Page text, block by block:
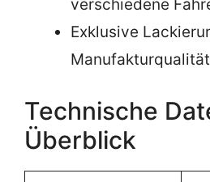
verschiedene
Exklusive
Manufakturqualität
Technische
Überblick